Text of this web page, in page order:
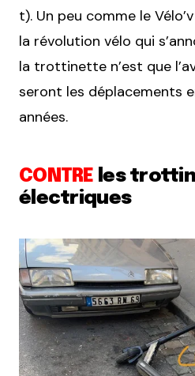
t). Un peu comme le
la révolution vélo qui
la trottinette n’est que
seront les déplacements
années.
CONTRE les
électriques